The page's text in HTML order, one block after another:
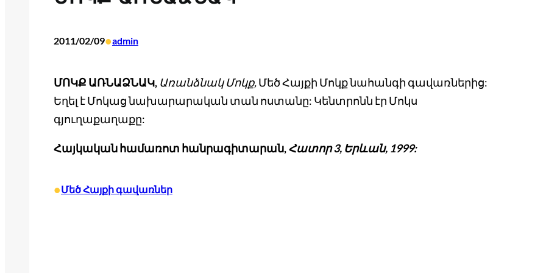
2011/02/09•admin
ՄՈԿՔ ԱՌՆԱՁՆԱԿ, Առանձնակ Մոկք,Մեծ Հայքի Մոկք նահանգի գավառներից:
Եղել է Մոկաց նախարարական տան ոստանը: Կենտրոնն էր Մոկս
գյուղաքաղաքը:
Հայկական համառոտ հանրագիտարան,Հատոր3, Երևան, 1999:
•Մեծ Հայքի գավառներ